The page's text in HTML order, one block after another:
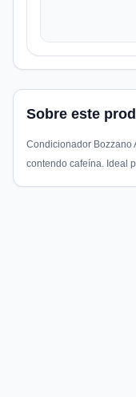
Sobre este
Condicionador Bozzano
contendo cafeína. Ideal